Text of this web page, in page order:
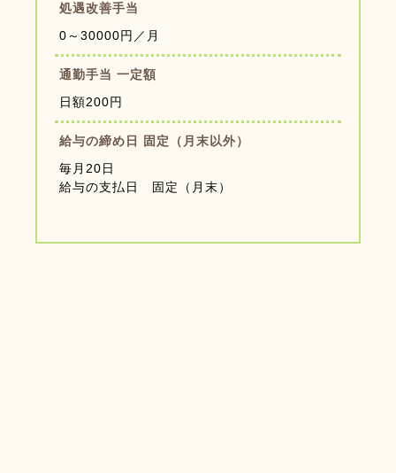
処遇改善手当
0～30000円／月
通勤手当 一定額
日額200円
給与の締め日 固定（月末以外）
毎月20日
給与の支払日 固定（月末）